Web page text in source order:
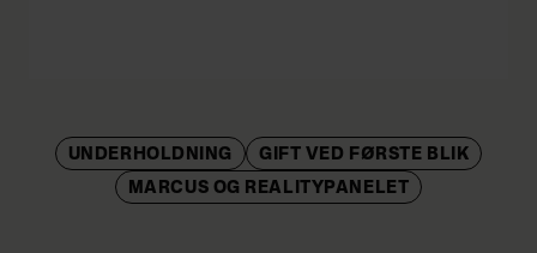
UNDERHOLDNING
GIFT VED FØRSTE BLIK
MARCUS OG REALITYPANELET